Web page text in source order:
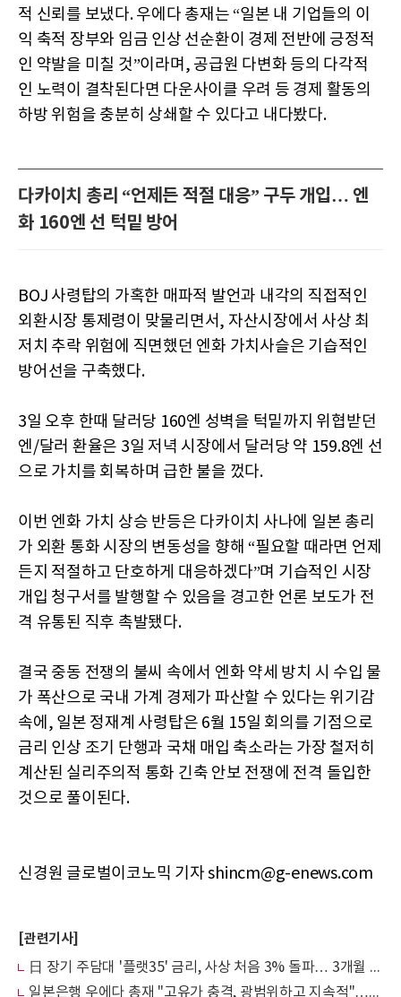
적 신뢰를 보냈다. 우에다 총재는 “일본 내 기업들의 이
익 축적 장부와 임금 인상 선순환이 경제 전반에 긍정적
인 약발을 미칠 것”이라며, 공급원 다변화 등의 다각적
인 노력이 결착된다면 다운사이클 우려 등 경제 활동의
하방 위험을 충분히 상쇄할 수 있다고 내다봤다.
다카이치 총리 “언제든 적절 대응” 구두 개입… 엔
화 160엔 선 턱밑 방어
BOJ 사령탑의 가혹한 매파적 발언과 내각의 직접적인
외환시장 통제령이 맞물리면서, 자산시장에서 사상 최
저치 추락 위험에 직면했던 엔화 가치사슬은 기습적인
방어선을 구축했다.
3일 오후 한때 달러당 160엔 성벽을 턱밑까지 위협받던
엔/달러 환율은 3일 저녁 시장에서 달러당 약 159.8엔 선
으로 가치를 회복하며 급한 불을 껐다.
이번 엔화 가치 상승 반등은 다카이치 사나에 일본 총리
가 외환 통화 시장의 변동성을 향해 “필요할 때라면 언제
든지 적절하고 단호하게 대응하겠다”며 기습적인 시장
개입 청구서를 발행할 수 있음을 경고한 언론 보도가 전
격 유통된 직후 촉발됐다.
결국 중동 전쟁의 불씨 속에서 엔화 약세 방치 시 수입 물
가 폭산으로 국내 가계 경제가 파산할 수 있다는 위기감
속에, 일본 정재계 사령탑은 6월 15일 회의를 기점으로
금리 인상 조기 단행과 국채 매입 축소라는 가장 철저히
계산된 실리주의적 통화 긴축 안보 전쟁에 전격 돌입한
것으로 풀이된다.
신경원 글로벌이코노믹 기자 shincm@g-enews.com
[관련기사]
日 장기 주담대 '플랫35' 금리, 사상 처음 3% 돌파… 3개월 연속 상승
일본은행 우에다 총재 "고유가 충격, 광범위하고 지속적"…물가 상방 리스크 경계